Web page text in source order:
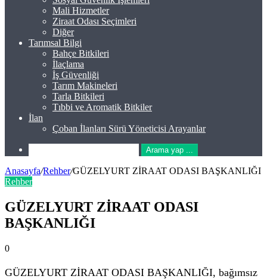
Mali Hizmetler
Ziraat Odası Seçimleri
Diğer
Tarımsal Bilgi
Bahçe Bitkileri
İlaçlama
İş Güvenliği
Tarım Makineleri
Tarla Bitkileri
Tıbbi ve Aromatik Bitkiler
İlan
Çoban İlanları Sürü Yöneticisi Arayanlar
Arama yap ...
Anasayfa/Rehber/GÜZELYURT ZİRAAT ODASI BAŞKANLIĞI
Rehber
GÜZELYURT ZİRAAT ODASI
BAŞKANLIĞI
0
GÜZELYURT ZİRAAT ODASI BAŞKANLIĞI, bağımsız